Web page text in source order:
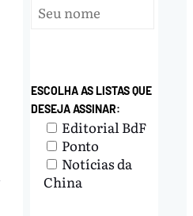
ESCOLHA AS LISTAS QUE
DESEJA ASSINAR:
Editorial BdF
Ponto
Notícias da
China